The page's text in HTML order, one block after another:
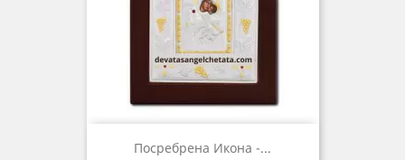
Посребрена Икона -...